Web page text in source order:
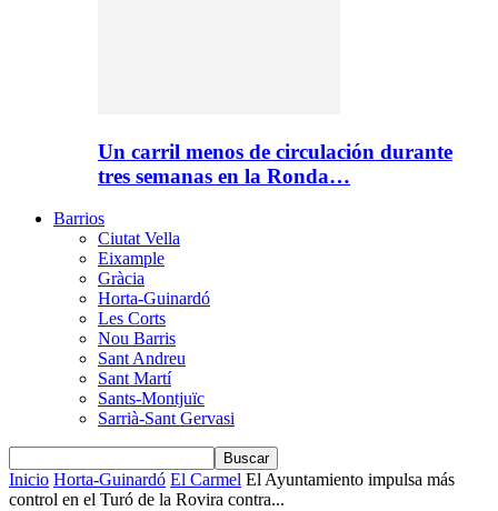
Un carril menos de circulación durante
tres semanas en la Ronda…
Barrios
Ciutat Vella
Eixample
Gràcia
Horta-Guinardó
Les Corts
Nou Barris
Sant Andreu
Sant Martí
Sants-Montjuïc
Sarrià-Sant Gervasi
Inicio Horta-Guinardó El Carmel El Ayuntamiento impulsa más
control en el Turó de la Rovira contra...